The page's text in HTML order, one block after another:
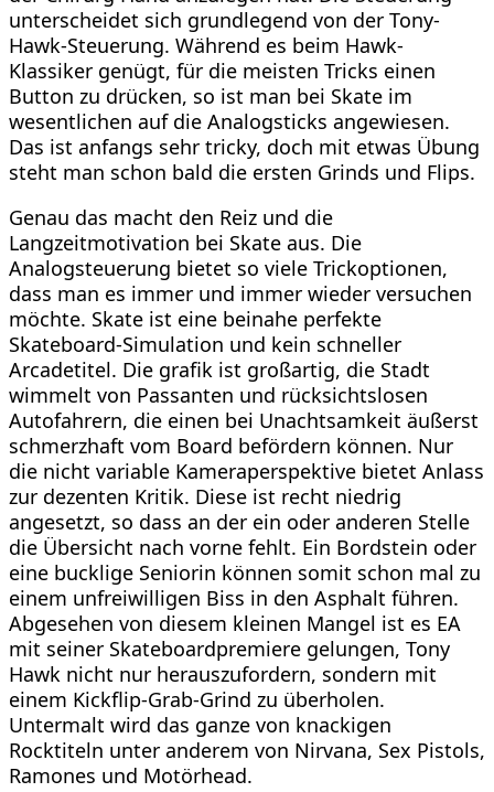
unterscheidet sich grundlegend von der Tony-
Hawk-Steuerung. Während es beim Hawk-
Klassiker genügt, für die meisten Tricks einen
Button zu drücken, so ist man bei Skate im
wesentlichen auf die Analogsticks angewiesen.
Das ist anfangs sehr tricky, doch mit etwas Übung
steht man schon bald die ersten Grinds und Flips.
Genau das macht den Reiz und die
Langzeitmotivation bei Skate aus. Die
Analogsteuerung bietet so viele Trickoptionen,
dass man es immer und immer wieder versuchen
möchte. Skate ist eine beinahe perfekte
Skateboard-Simulation und kein schneller
Arcadetitel. Die grafik ist großartig, die Stadt
wimmelt von Passanten und rücksichtslosen
Autofahrern, die einen bei Unachtsamkeit äußerst
schmerzhaft vom Board befördern können. Nur
die nicht variable Kameraperspektive bietet Anlass
zur dezenten Kritik. Diese ist recht niedrig
angesetzt, so dass an der ein oder anderen Stelle
die Übersicht nach vorne fehlt. Ein Bordstein oder
eine bucklige Seniorin können somit schon mal zu
einem unfreiwilligen Biss in den Asphalt führen.
Abgesehen von diesem kleinen Mangel ist es EA
mit seiner Skateboardpremiere gelungen, Tony
Hawk nicht nur herauszufordern, sondern mit
einem Kickflip-Grab-Grind zu überholen.
Untermalt wird das ganze von knackigen
Rocktiteln unter anderem von Nirvana, Sex Pistols,
Ramones und Motörhead.